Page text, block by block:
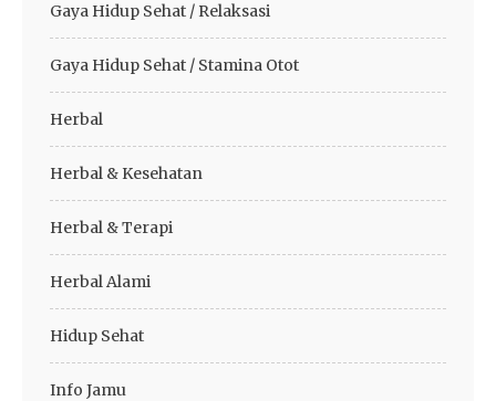
Gaya Hidup Sehat / Relaksasi
Gaya Hidup Sehat / Stamina Otot
Herbal
Herbal & Kesehatan
Herbal & Terapi
Herbal Alami
Hidup Sehat
Info Jamu